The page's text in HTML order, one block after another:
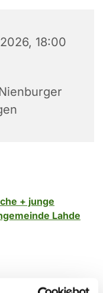
18:00
+ junge
Lahde